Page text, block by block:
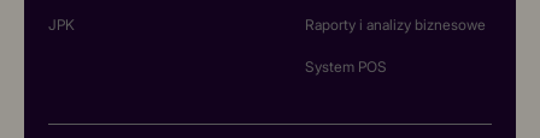
JPK Raporty i analizy biznesowe
System POS